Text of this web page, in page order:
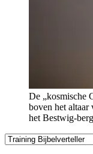
De „kosmische
boven het
het Bestwig-